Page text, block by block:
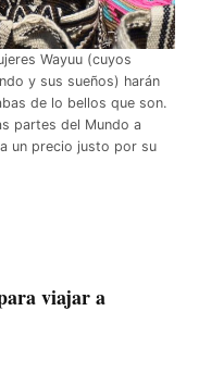
Wayuu (cuyos
y sus sueños) harán
de lo bellos que son.
partes del Mundo a
un precio justo por su
viajar a